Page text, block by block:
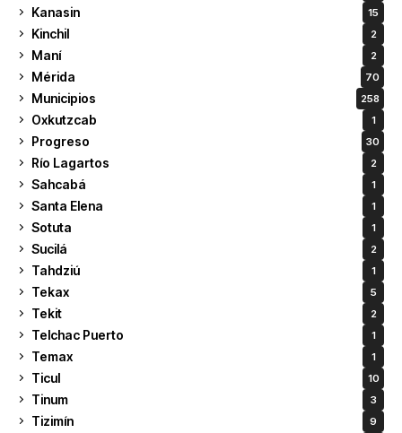
Kanasin 15
Kinchil 2
Maní 2
Mérida 70
Municipios 258
Oxkutzcab 1
Progreso 30
Río Lagartos 2
Sahcabá 1
Santa Elena 1
Sotuta 1
Sucilá 2
Tahdziú 1
Tekax 5
Tekit 2
Telchac Puerto 1
Temax 1
Ticul 10
Tinum 3
Tizimín 9